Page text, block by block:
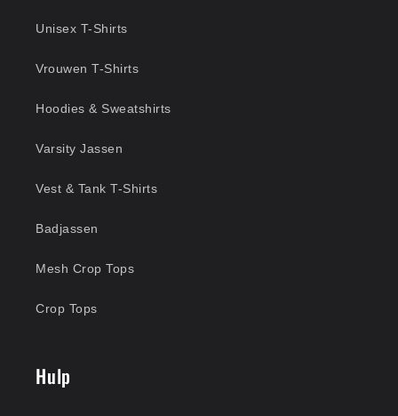
Unisex T-Shirts
Vrouwen T-Shirts
Hoodies & Sweatshirts
Varsity Jassen
Vest & Tank T-Shirts
Badjassen
Mesh Crop Tops
Crop Tops
Hulp